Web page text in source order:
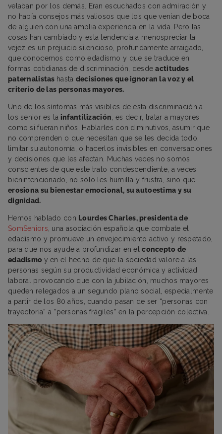
velaban por los demás. Eran escuchados con admiración y
no había consejos más valiosos que los que venían de boca
de alguien con una amplia experiencia en la vida. Pero las
cosas han cambiado y esta tendencia a menospreciar la
vejez es un prejuicio silencioso, profundamente arraigado,
que conocemos como edadismo y que se traduce en
formas cotidianas de discriminación, desdeactitudes
paternalistas hasta decisiones que ignoran la voz y el
criterio de las personas mayores.
Uno de los síntomas más visibles de esta discriminación a
los senior es la infantilización , es decir, tratar a mayores
como si fueran niños. Hablarles con diminutivos, asumir que
no comprenden o que necesitan que se les decida todo,
limitar su autonomía, o hacerlos invisibles en conversaciones
y decisiones que les afectan. Muchas veces no somos
conscientes de que este trato condescendiente, a veces
bienintencionado, no sólo les humilla y frustra, sino que
erosiona su bienestar emocional, su autoestima y su
dignidad.
Hemos hablado con Lourdes Charles, presidenta de
SomSeniors , una asociación española que combate el
edadismo y promueve un envejecimiento activo y respetado,
para que nos ayude a profundizar en elconcepto de
edadismo y en el hecho de que la sociedad valore a las
personas según su productividad económica y actividad
laboral provocando que con la jubilación, muchos mayores
queden relegados a un segundo plano social, especialmente
a partir de los 80 años, cuando pasan de ser “personas con
trayectoria” a ”personas frágiles” en la percepción colectiva.